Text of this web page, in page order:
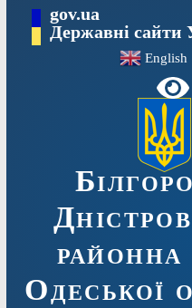
вмісту
gov.ua
Державні сайти
English
районна
Одеської